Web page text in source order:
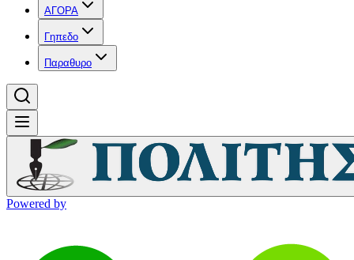
ΑΓΟΡΑ
Γηπεδο
Παραθυρο
Powered by